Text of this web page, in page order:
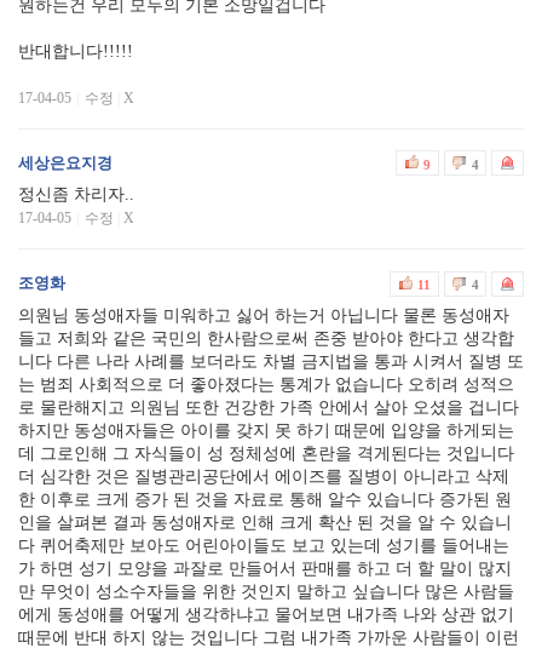
원하는건 우리 모두의 기본 소망일겁니다
반대합니다!!!!!
17-04-05 수정 X
세상은요지경 9 4
정신좀 차리자..
17-04-05 수정 X
조영화 11 4
의원님 동성애자들 미워하고 싫어 하는거 아닙니다 물론 동성애자
들고 저희와 같은 국민의 한사람으로써 존중 받아야 한다고 생각합
니다 다른 나라 사례를 보더라도 차별 금지법을 통과 시켜서 질병 또
는 범죄 사회적으로 더 좋아졌다는 통계가 없습니다 오히려 성적으
로 물란해지고 의원님 또한 건강한 가족 안에서 살아 오셨을 겁니다
하지만 동성애자들은 아이를 갖지 못 하기 때문에 입양을 하게되는
데 그로인해 그 자식들이 성 정체성에 혼란을 격게된다는 것입니다
더 심각한 것은 질병관리공단에서 에이즈를 질병이 아니라고 삭제
한 이후로 크게 증가 된 것을 자료로 통해 알수 있습니다 증가된 원
인을 살펴본 결과 동성애자로 인해 크게 확산 된 것을 알 수 있습니
다 퀴어축제만 보아도 어린아이들도 보고 있는데 성기를 들어내는
가 하면 성기 모양을 과잘로 만들어서 판매를 하고 더 할 말이 많지
만 무엇이 성소수자들을 위한 것인지 말하고 싶습니다 많은 사람들
에게 동성애를 어떻게 생각하냐고 물어보면 내가족 나와 상관 없기
때문에 반대 하지 않는 것입니다 그럼 내가족 가까운 사람들이 이런